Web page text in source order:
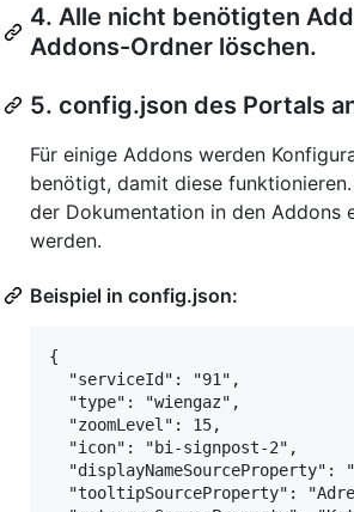
4. Alle nicht benötigten
Addons-Ordner löschen.
5. config.json des Portals
Für einige Addons werden
benötigt, damit diese
der Dokumentation in den Addons
werden.
Beispiel in config.json:
{
  "serviceId": "91",
  "type": "wiengaz",
  "zoomLevel": 15,
  "icon": "bi-signpost-2",
"displayNameSourceProperty":
"tooltipSourceProperty":